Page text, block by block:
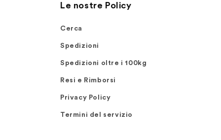
Le nostre Policy
Cerca
Spedizioni
Spedizioni oltre i 100kg
Resi e Rimborsi
Privacy Policy
Termini del servizio